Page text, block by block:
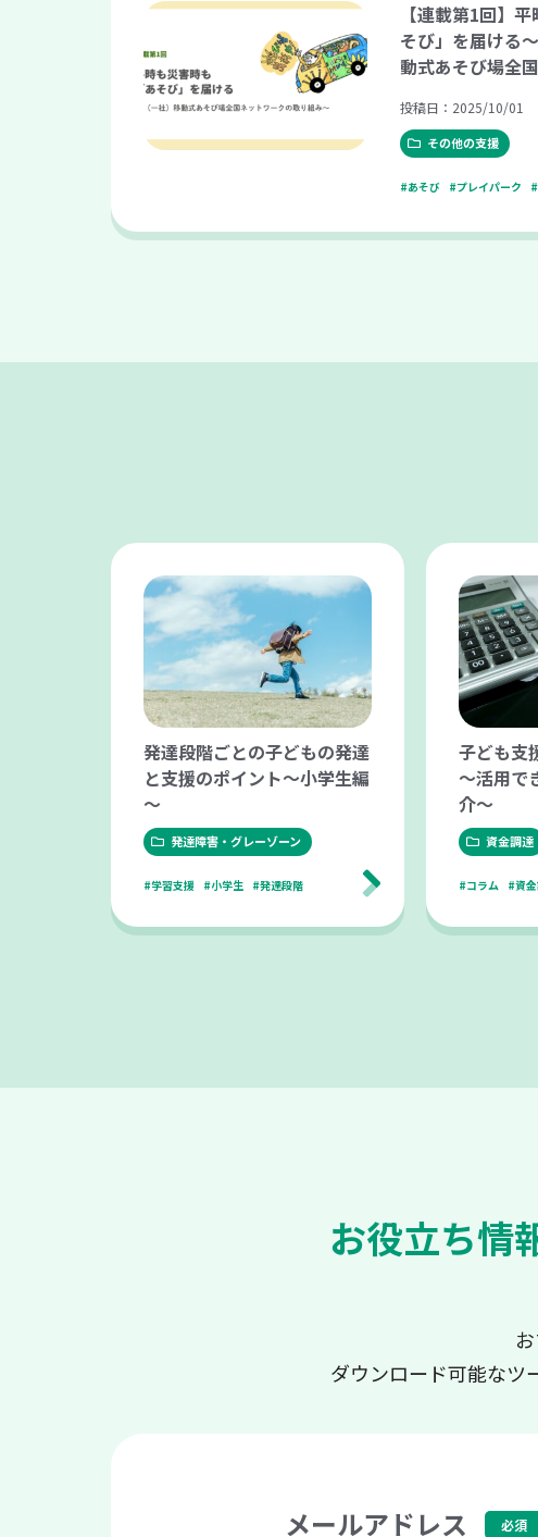
【連載第1回】
そび」を届ける
動式あそび場全
投稿日：2025/10/01
その他の支援
#あそび #プレイパーク
発達段階ごとの子どもの発達
と支援のポイント～小学生編
～
発達障害・グレーゾーン
#学習支援 #小学生 #発達段階
子ども支
～活用で
介～
資金調達
#コラム #資
お役立ち情
ダウンロード可能なツ
メールアドレス